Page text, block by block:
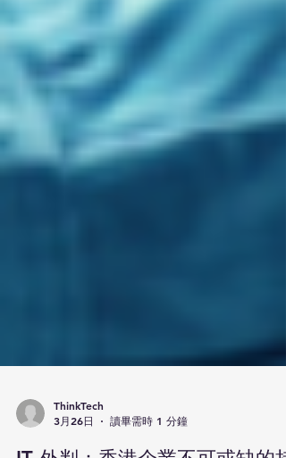
3月26日
讀畢需時 1 分鐘